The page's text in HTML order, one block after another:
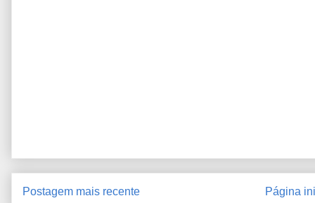
Postagem mais recente Página